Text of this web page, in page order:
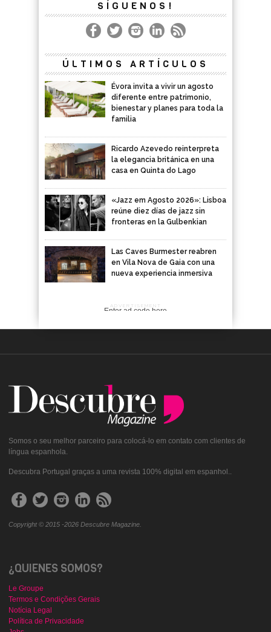
SÍGUENOS!
ÚLTIMOS ARTÍCULOS
Évora invita a vivir un agosto
diferente entre patrimonio,
bienestar y planes para toda la
familia
Ricardo Azevedo reinterpreta
la elegancia británica en una
casa en Quinta do Lago
«Jazz em Agosto 2026»: Lisboa
reúne diez días de jazz sin
fronteras en la Gulbenkian
Las Caves Burmester reabren
en Vila Nova de Gaia con una
nueva experiencia inmersiva
ADVERTISEMENT
Enter ad code here
Somos o seu melhor parceiro para colocá-lo em contato com clientes de
língua espanhola.
Descubra Portugal graças a uma revista 100% digital em espanhol..
Copyright © 2015 -2026 Descubre Magazine.
¿QUIENES SOMOS?
Le Groupe
Termos e Condições Gerais
Notícia Legal
Política de Privacidade